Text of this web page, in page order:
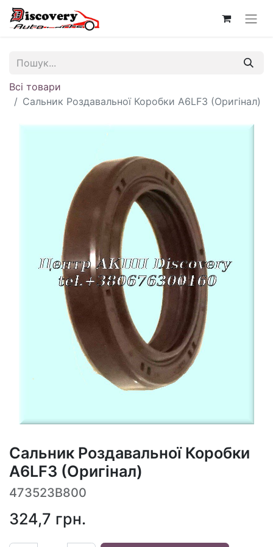
Всі товари
Сальник Роздавальної Коробки A6LF3 (Оригінал)
Сальник Роздавальної Коробки
A6LF3 (Оригінал)
473523B800
324,7 грн.